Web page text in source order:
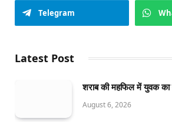
Telegram
Latest Post
शराब की महफिल में युवक का
August 6, 2026